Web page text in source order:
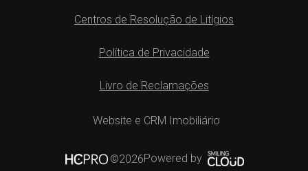
Centros de Resolução de Litígios
Política de Privacidade
Livro de Reclamações
Website e CRM Imobiliário
©2026Powered by